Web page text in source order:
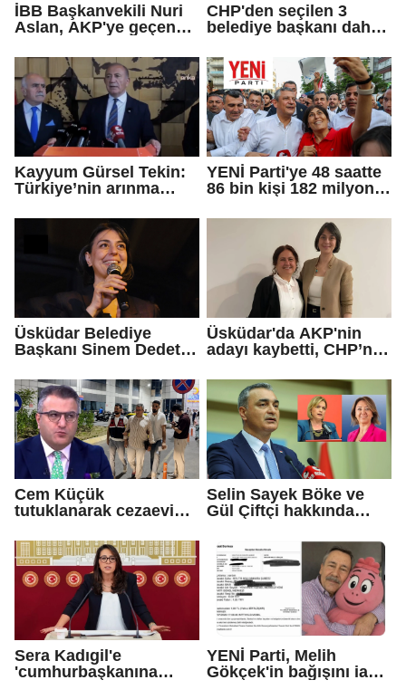
İBB Başkanvekili Nuri
Aslan, AKP'ye geçen
iddialarına yanıt verdi
CHP'den seçilen 3
belediye başkanı daha
Kayyum Gürsel Tekin:
Türkiye’nin arınma
geldiniz...
YENİ Parti'ye 48 saatte
86 bin kişi 182 milyon
Üsküdar Belediye
Başkanı Sinem Dedetaş
Üsküdar'da AKP'nin
adayı kaybetti, CHP’nin
Çetinkaya Başkan
Vekili seçildi
Cem Küçük
tutuklanarak cezaevine
Selin Sayek Böke ve
Gül Çiftçi hakkında
başlatılacak
Sera Kadıgil'e
'cumhurbaşkanına
YENİ Parti, Melih
Gökçek'in bağışını iade